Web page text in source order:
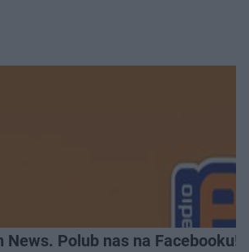
News. Polub nas na Facebooku!